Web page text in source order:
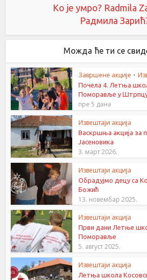
Ко је умро? Radmila
Радмила
Можда ће ти се
Завршене акције •
Почела 4. Летња
Поморавље у
пре 5 дана
Извештаји акција
Васкршња акција за
Јасеновика
3. март 2026.
Извештаји акција
Обрадујмо децу са
Божић
13. новембар 2025.
Извештаји акција
Први дани Летње
Поморавље
5. август 2025.
Извештаји акција
Летња школа